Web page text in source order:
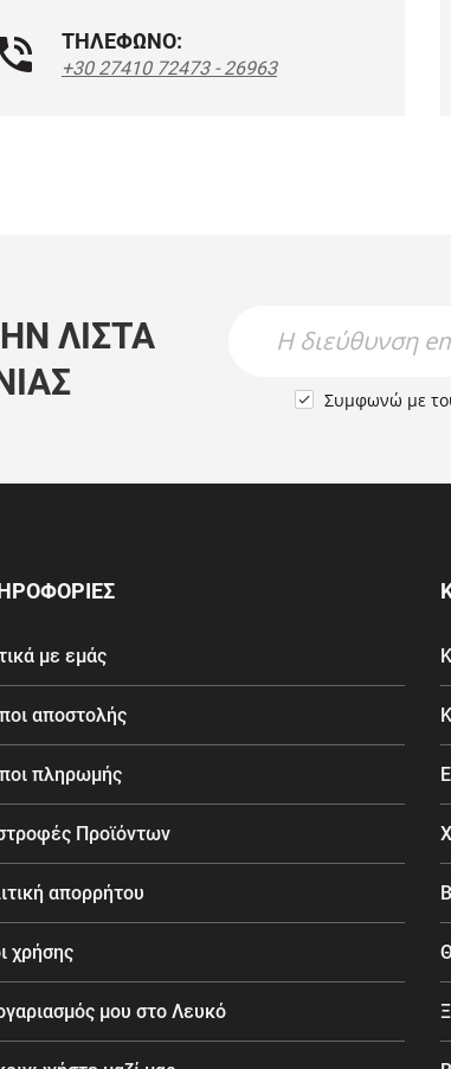
ΤΗΛΕΦΩΝΟ:
+30 27410 72473 - 26963
ΛΊΣΤΑ
 Συμφωνώ με
με εμάς
αποστολής
πληρωμής
Προϊόντων
απορρήτου
χρήσης
μου στο Λευκό